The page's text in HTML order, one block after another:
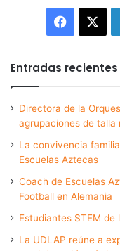
Entradas recientes
Directora de la
agrupaciones de talla
La convivencia
Escuelas Aztecas
Coach de Escuelas
Football en Alemania
Estudiantes STEM
La UDLAP reúne a